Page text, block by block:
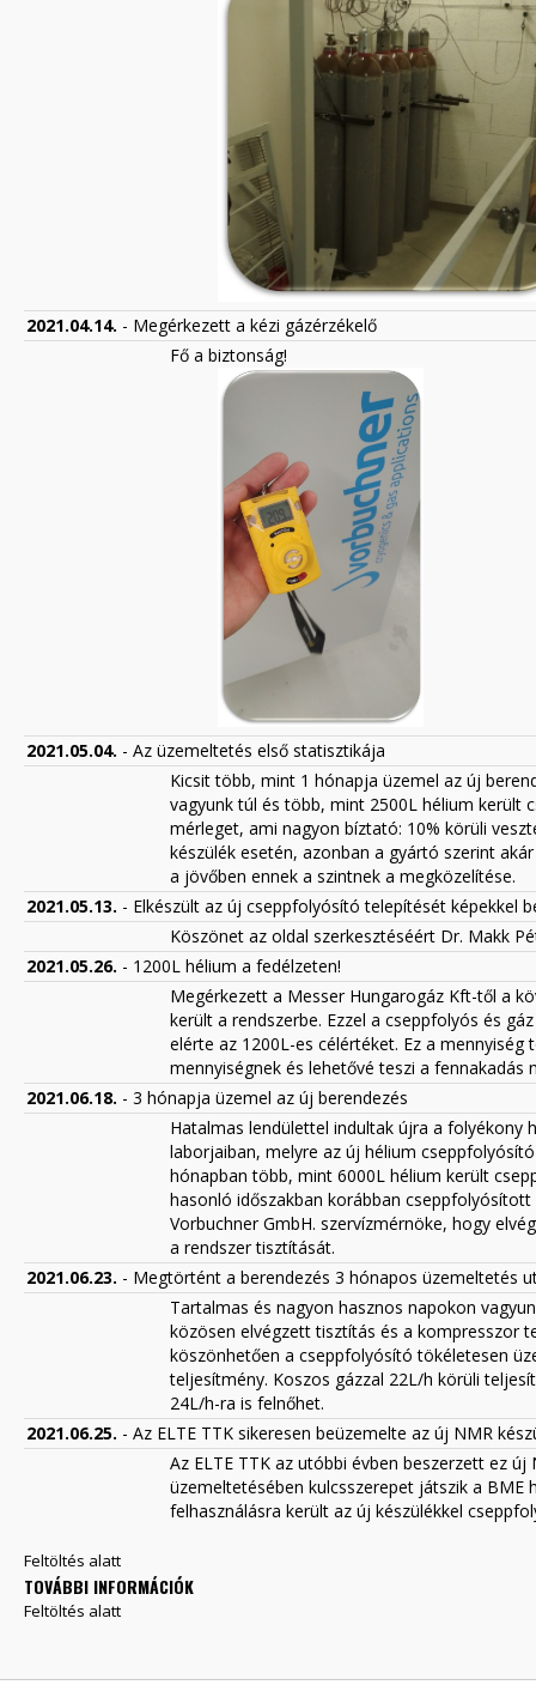
2021.04.14. - Megérkezett a kézi gázérzékelő
Fő a biztonság!
2021.05.04. - Az üzemeltetés első statisztikája
Kicsit több, mint 1 hónapja üzemel az új
vagyunk túl és több, mint 2500L hélium került
mérleget, ami nagyon bíztató: 10% körüli
készülék esetén, azonban a gyártó szerint
a jövőben ennek a szintnek a megközelítése.
2021.05.13. - Elkészült az új cseppfolyósító telepítését képekkel
Köszönet az oldal szerkesztéséért Dr. Makk
2021.05.26. - 1200L hélium a fedélzeten!
Megérkezett a Messer Hungarogáz Kft-től a
került a rendszerbe. Ezzel a cseppfolyós és
elérte az 1200L-es célértéket. Ez a
mennyiségnek és lehetővé teszi a
2021.06.18. - 3 hónapja üzemel az új berendezés
Hatalmas lendülettel indultak újra a folyékony
laborjaiban, melyre az új hélium
hónapban több, mint 6000L hélium került
hasonló időszakban korábban
Vorbuchner GmbH. szervízmérnöke, hogy
a rendszer tisztítását.
2021.06.23. - Megtörtént a berendezés 3 hónapos üzemeltetés
Tartalmas és nagyon hasznos napokon
közösen elvégzett tisztítás és a kompresszor
köszönhetően a cseppfolyósító tökéletesen
teljesítmény. Koszos gázzal 22L/h körüli
24L/h-ra is felnőhet.
2021.06.25. - Az ELTE TTK sikeresen beüzemelte az új NMR
Az ELTE TTK az utóbbi évben beszerzett ez
üzemeltetésében kulcsszerepet játszik a
felhasználásra került az új készülékkel
Feltöltés alatt
TOVÁBBI INFORMÁCIÓK
Feltöltés alatt